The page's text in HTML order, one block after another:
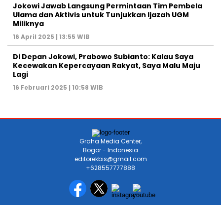
Jokowi Jawab Langsung Permintaan Tim Pembela
Ulama dan Aktivis untuk Tunjukkan Ijazah UGM
Miliknya
16 April 2025 | 13:55 WIB
Di Depan Jokowi, Prabowo Subianto: Kalau Saya
Kecewakan Kepercayaan Rakyat, Saya Malu Maju
Lagi
16 Februari 2025 | 10:58 WIB
Graha Media Center,
Bogor - Indonesia
editorekbis@gmail.com
+628557777888